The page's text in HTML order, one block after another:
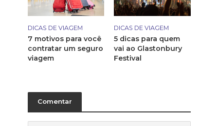
DICAS DE VIAGEM
7 motivos para você
contratar um seguro
viagem
DICAS DE VIAGEM
5 dicas para quem
vai ao Glastonbury
Festival
Comentar